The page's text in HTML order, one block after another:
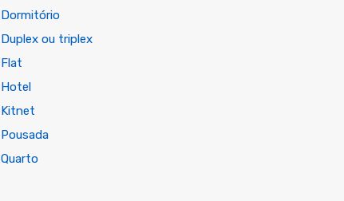
Dormitório
Duplex ou triplex
Flat
Hotel
Kitnet
Pousada
Quarto